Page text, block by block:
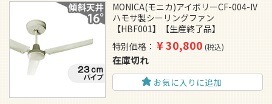
MONICA(モニカ)アイボリーCF-004-IV
ハモサ製シーリングファン
【HBF001】【生産終了品】
特別価格
¥30,800 税込
在庫切れ
お気に入りに追加